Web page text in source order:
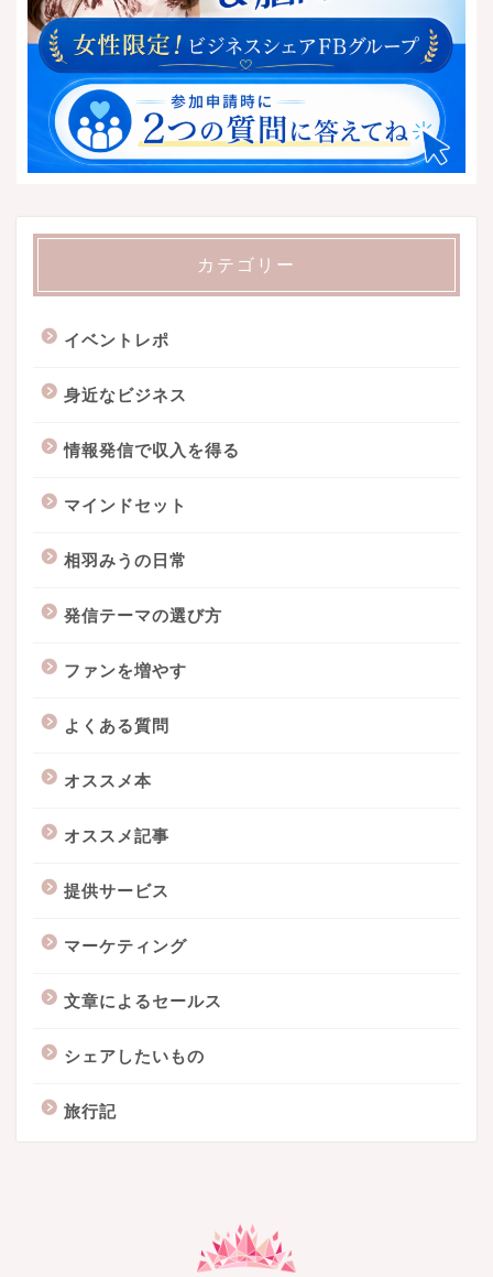
カテゴリー
イベントレポ
身近なビジネス
情報発信で収入を得る
マインドセット
相羽みうの日常
発信テーマの選び方
ファンを増やす
よくある質問
オススメ本
オススメ記事
提供サービス
マーケティング
文章によるセールス
シェアしたいもの
旅行記